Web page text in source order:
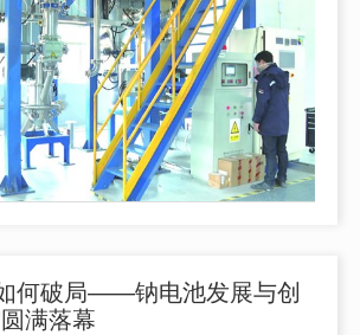
何破局——钠电池发展与创
满落幕